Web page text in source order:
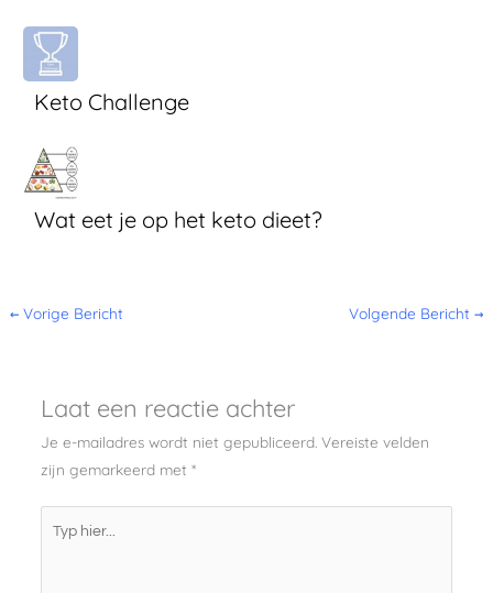
Keto Challenge
Wat eet je op het keto dieet?
← Vorige Bericht Volgende Bericht →
Laat een reactie achter
Je e-mailadres wordt niet gepubliceerd. Vereiste velden
zijn gemarkeerd met *